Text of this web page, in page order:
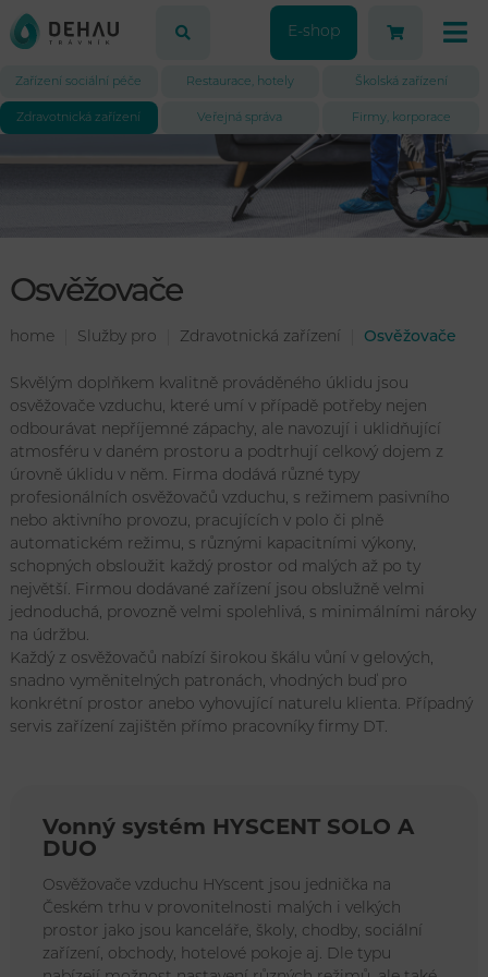
E-shop
Zařízení sociální péče Restaurace, hotely Školská zařízení
Zdravotnická zařízení Veřejná správa Firmy, korporace
Osvěžovače
home Služby pro Zdravotnická zařízení Osvěžovače
Skvělým doplňkem kvalitně prováděného úklidu jsou
osvěžovače vzduchu, které umí v případě potřeby nejen
odbourávat nepříjemné zápachy, ale navozují i uklidňující
atmosféru v daném prostoru a podtrhují celkový dojem z
úrovně úklidu v něm. Firma dodává různé typy
profesionálních osvěžovačů vzduchu, s režimem pasivního
nebo aktivního provozu, pracujících v polo či plně
automatickém režimu, s různými kapacitními výkony,
schopných obsloužit každý prostor od malých až po ty
největší. Firmou dodávané zařízení jsou obslužně velmi
jednoduchá, provozně velmi spolehlivá, s minimálními nároky
na údržbu.
Každý z osvěžovačů nabízí širokou škálu vůní v gelových,
snadno vyměnitelných patronách, vhodných buď pro
konkrétní prostor anebo vyhovující naturelu klienta. Případný
servis zařízení zajištěn přímo pracovníky firmy DT.
Vonný systém HYSCENT SOLO A
DUO
Osvěžovače vzduchu HYscent jsou jednička na
Českém trhu v provonitelnosti malých i velkých
prostor jako jsou kanceláře, školy, chodby, sociální
zařízení, obchody, hotelové pokoje aj. Dle typu